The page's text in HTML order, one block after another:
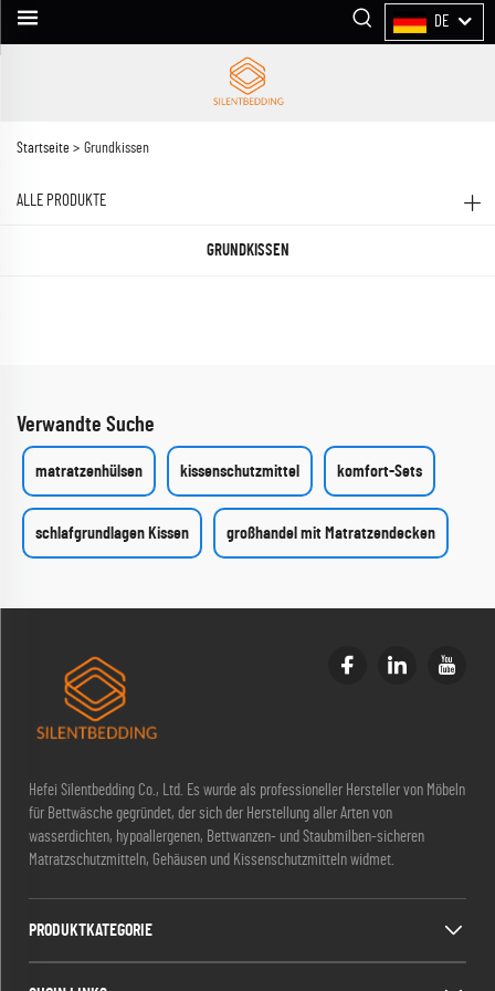
DE
Startseite > Grundkissen
ALLE PRODUKTE
GRUNDKISSEN
Verwandte Suche
matratzenhülsen kissenschutzmittel komfort-Sets
schlafgrundlagen Kissen großhandel mit Matratzendecken
Hefei Silentbedding Co., Ltd. Es wurde als professioneller Hersteller von Möbeln
für Bettwäsche gegründet, der sich der Herstellung aller Arten von
wasserdichten, hypoallergenen, Bettwanzen- und Staubmilben-sicheren
Matratzschutzmitteln, Gehäusen und Kissenschutzmitteln widmet.
PRODUKTKATEGORIE